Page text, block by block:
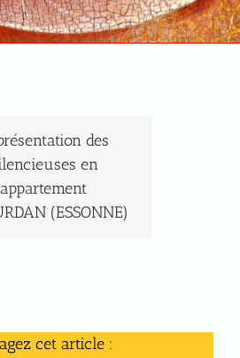
des
en
appartement
(ESSONNE)
cet article :